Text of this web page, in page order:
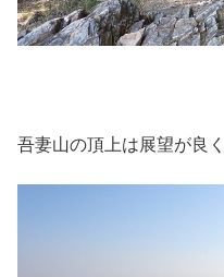
吾妻山の頂上は展望が良